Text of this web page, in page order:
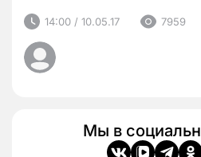
14:00 / 10.05.17 7959
Мы в